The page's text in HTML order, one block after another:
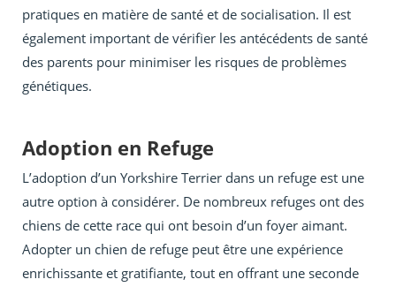
pratiques en matière de santé et de socialisation. Il est
également important de vérifier les antécédents de santé
des parents pour minimiser les risques de problèmes
génétiques.
Adoption en Refuge
L’adoption d’un Yorkshire Terrier dans un refuge est une
autre option à considérer. De nombreux refuges ont des
chiens de cette race qui ont besoin d’un foyer aimant.
Adopter un chien de refuge peut être une expérience
enrichissante et gratifiante, tout en offrant une seconde